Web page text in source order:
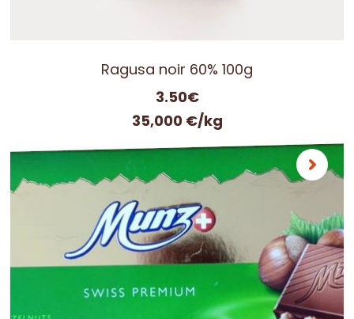
Ragusa noir 60% 100g
3.50€
35,000 €/kg